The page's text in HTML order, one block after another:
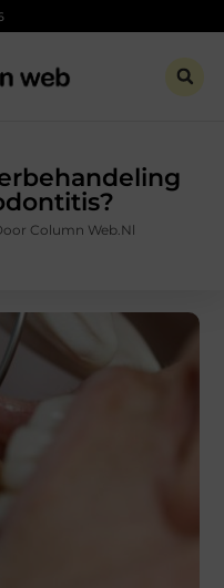
Column Web.nl